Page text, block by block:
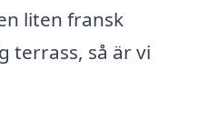
liten fransk
terrass, så är vi